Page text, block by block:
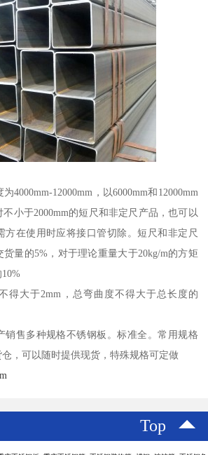
4000mm-12000mm，以6000mm和12000mm
小于2000mm的短尺和非定尺产品，也可以
方在使用时应将接口管切除。短尺和非定尺
量的5%，对于理论重量大于20kg/m的方矩
得大于2mm，总弯曲度不得大于总长度的
销售多种规格不锈钢板。标准全。常用规格
，可以随时提供现货，特殊规格可定做
Top